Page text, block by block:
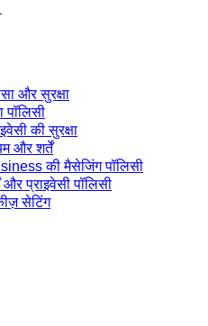
और सुरक्षा
पॉलिसी
की सुरक्षा
और शर्तें
की मैसेजिंग पॉलिसी
और प्राइवेसी पॉलिसी
सेटिंग